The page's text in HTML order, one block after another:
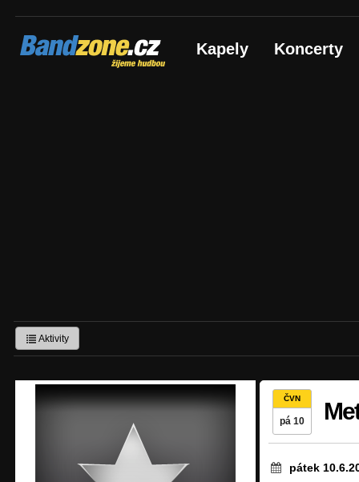
Bandzone.cz
žijeme hudbou Kapely Koncerty
Aktivity
ČVN
pá 10
pátek